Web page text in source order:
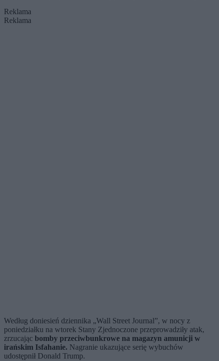
Reklama
Reklama
Według doniesień dziennika „Wall Street Journal”, w nocy z
poniedziałku na wtorek Stany Zjednoczone przeprowadziły atak,
zrzucając bomby przeciwbunkrowe na magazyn amunicji w
irańskim Isfahanie. Nagranie ukazujące serię wybuchów
udostępnił Donald Trump.